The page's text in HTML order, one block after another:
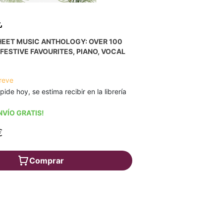
MUSIC ANTHOLOGY: OVER 100
FAVOURITES, PIANO, VOCAL
hoy, se estima recibir en la librería
GRATIS!
Comprar